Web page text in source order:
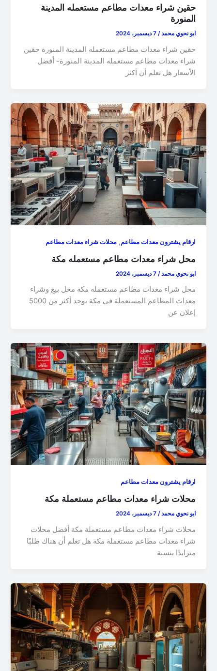
حقين شراء معدات مطاعم مستعمله المدينة
المنورة
ابو نحوي محمد/7 ديسمبر، 2024
حقين شراء معدات مطاعم مستعمله المدينة المنورة حقين
شراء معدات مطاعم مستعمله المدينة المنورة- أفضل
الأسعار هل تعلم أن أكثر
ارقام يشترون معدات مطاعم,محلات شراء معدات مطاعم
محل شراء معدات مطاعم مستعمله مكة
ابو نحوي محمد/7 ديسمبر، 2024
محل شراء معدات مطاعم مستعمله مكة محل بيع وشراء
معدات المطاعم المستعملة في مكة يوجد أكثر من 5000
إعلان عن
ارقام يشترون معدات مطاعم
محلات شراء معدات مطاعم مستعملة مكة
ابو نحوي محمد/7 ديسمبر، 2024
محلات شراء معدات مطاعم مستعملة مكة أفضل محلات
شراء معدات مطاعم مستعملة مكة هل تعلم أن هناك طلبًا
متزايدًا بنسبة